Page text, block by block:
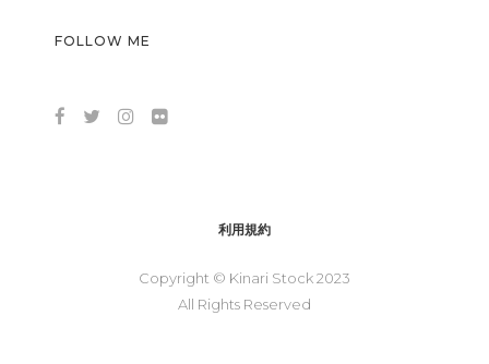
FOLLOW ME
利用規約
Copyright © Kinari Stock 2023
All Rights Reserved